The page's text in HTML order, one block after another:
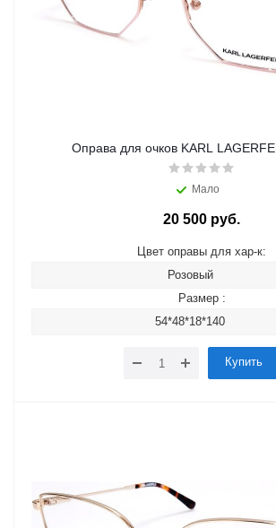
Оправа для очков KARL
Мало
20 500 руб.
Цвет оправы для хар-к:
Розовый
Размер :
54*48*18*140
Купить